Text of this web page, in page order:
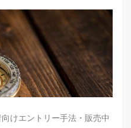
けエントリー手法・販売中